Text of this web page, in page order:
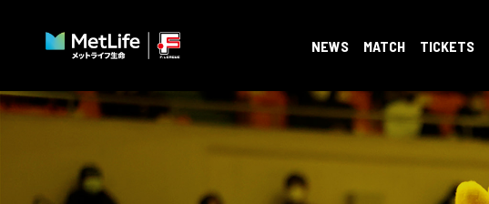
NEWS MATCH TICKETS